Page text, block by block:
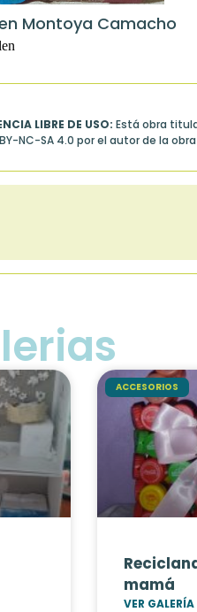
Montoya Camacho
LIBRE DE USO: Está obra
NC-SA 4.0 por el autor de la
ACCESORIOS
mamá
VER GALERÍA